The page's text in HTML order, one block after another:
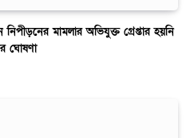
মামলার অভিযুক্ত গ্রেপ্তার হয়নি
ঘোষণা